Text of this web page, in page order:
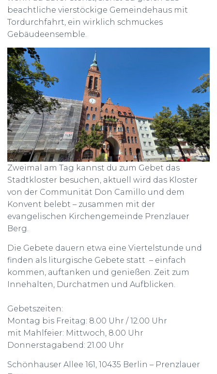
beachtliche vierstöckige Gemeindehaus mit
Tordurchfahrt, ein wirklich schmuckes
Gebäudeensemble.
Zweimal am Tag kannst du zum Gebet das
Stadtkloster besuchen, aktuell wird das Kloster
von der Communität Don Camillo und dem
Konvent belebt – zusammen mit der
evangelischen Kirchengemeinde Prenzlauer
Berg.
Die Gebete dauern etwa eine Viertelstunde und
finden als liturgische Gebete statt – einfach
kommen, auftanken und genießen. Zeit zum
Innehalten, Durchatmen und Aufblicken.
Gebetszeiten:
Montag bis Freitag: 8.00 Uhr / 12.00 Uhr
mit Mahlfeier: Mittwoch, 8.00 Uhr
Donnerstagabend: 21.00 Uhr
Schönhauser Allee 161, 10435 Berlin – Prenzlauer